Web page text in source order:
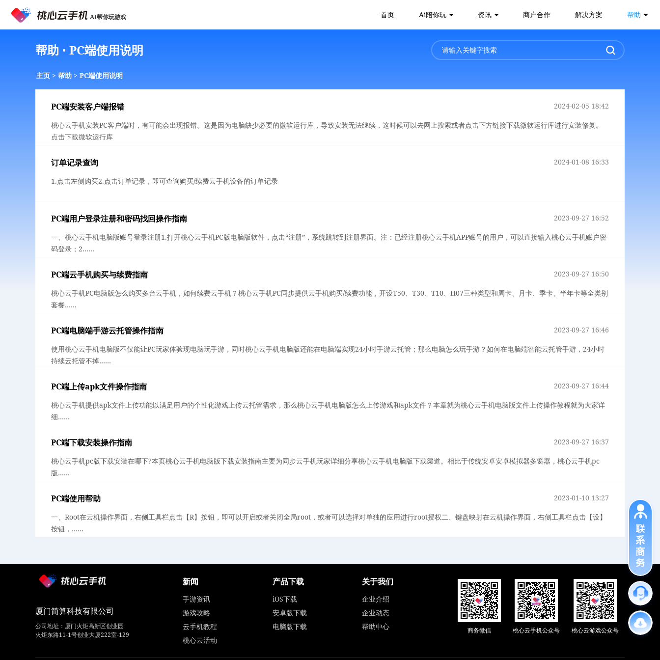
AI帮你玩游戏 首页 Ai陪你玩 资讯 商户合作 解决方案 帮助
帮助 PC端使用说明
主页 > 帮助 > PC端使用说明
PC端安装客户端报错 2024-02-05 18:42
桃心云手机安装PC客户端时，有可能会出现报错。这是因为电脑缺少必要的微软运行库，导致安装无法继续，这时候可以去网上搜索或者点击下方链接下载微软运行库进行安装修复。
点击下载微软运行库
订单记录查询 2024-01-08 16:33
1.点击左侧购买2.点击订单记录，即可查询购买/续费云手机设备的订单记录
PC端用户登录注册和密码找回操作指南 2023-09-27 16:52
一、桃心云手机电脑版账号登录注册1.打开桃心云手机PC版电脑版软件，点击“注册”，系统跳转到注册界面。注：已经注册桃心云手机APP账号的用户，可以直接输入桃心云手机账户密
码登录；2……
PC端云手机购买与续费指南 2023-09-27 16:50
桃心云手机PC电脑版怎么购买多台云手机，如何续费云手机？桃心云手机PC同步提供云手机购买/续费功能，开设T50、T30、T10、H07三种类型和周卡、月卡、季卡、半年卡等全类别
套餐……
PC端电脑端手游云托管操作指南 2023-09-27 16:46
使用桃心云手机电脑版不仅能让PC玩家体验现电脑玩手游，同时桃心云手机电脑版还能在电脑端实现24小时手游云托管；那么电脑怎么玩手游？如何在电脑端智能云托管手游，24小时
持续云托管不掉……
PC端上传apk文件操作指南 2023-09-27 16:44
桃心云手机提供apk文件上传功能以满足用户的个性化游戏上传云托管需求，那么桃心云手机电脑版怎么上传游戏和apk文件？本章就为桃心云手机电脑版文件上传操作教程就为大家详
细……
PC端下载安装操作指南 2023-09-27 16:37
桃心云手机pc版下载安装在哪下?本页桃心云手机电脑版下载安装指南主要为同步云手机玩家详细分享桃心云手机电脑版下载渠道。相比于传统安卓安卓模拟器多窗器，桃心云手机pc
版……
PC端使用帮助 2023-01-10 13:27
一、Root在云机操作界面，右侧工具栏点击【R】按钮，即可以开启或者关闭全局root，或者可以选择对单独的应用进行root授权二、键盘映射在云机操作界面，右侧工具栏点击【设】
按钮，……
厦门简算科技有限公司
公司地址：厦门火炬高新区创业园
火炬东路11-1号创业大厦222室-129
新闻
手游资讯
游戏攻略
云手机教程
桃心云活动
产品下载
iOS下载
安卓版下载
电脑版下载
关于我们
企业介绍
企业动态
帮助中心
商务微信 桃心云手机公众号 桃心云游戏公众号